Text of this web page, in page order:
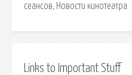
сеансов, Новости кинотеатра
Links to Important Stuff